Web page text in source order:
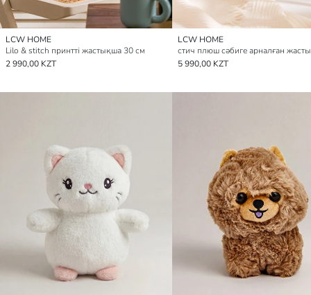
LCW HOME
Lilo & stitch принтті жастықша 30 см
2 990,00 KZT
LCW HOME
5 990,00 KZT